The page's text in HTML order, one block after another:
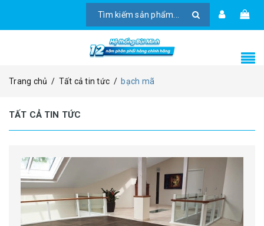
Trang chủ / Tất cả tin tức / bạch mã
TẤT CẢ TIN TỨC